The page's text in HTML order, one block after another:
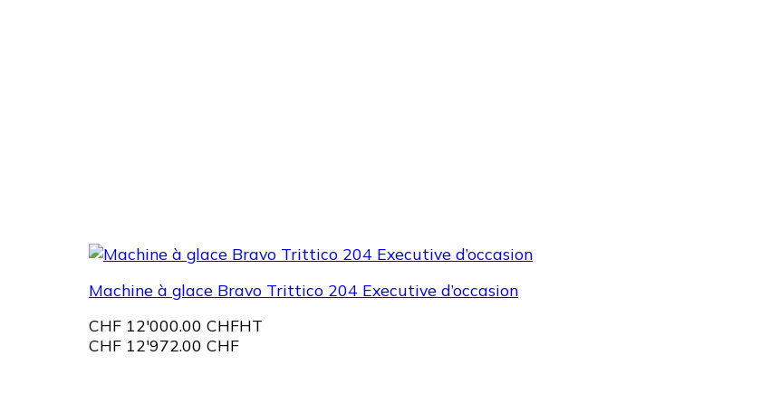
Machine à glace Bravo Trittico 204 Executive d’occasion
CHF 12'000.00 CHFHT
CHF 12'972.00 CHF